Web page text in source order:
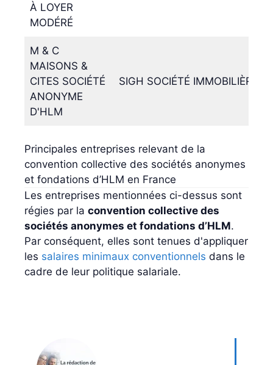
À LOYER
MODÉRÉ
M & C
MAISONS &
CITES SOCIÉTÉ
ANONYME
D'HLM
SIGH SOCIÉTÉ IMMOBILIÈRE
Principales entreprises relevant de la
convention collective des sociétés anonymes
et fondations d’HLM en France
Les entreprises mentionnées ci-dessus sont
régies par la convention collective des
sociétés anonymes et fondations d’HLM.
Par conséquent, elles sont tenues d'appliquer
les salaires minimaux conventionnels dans le
cadre de leur politique salariale.